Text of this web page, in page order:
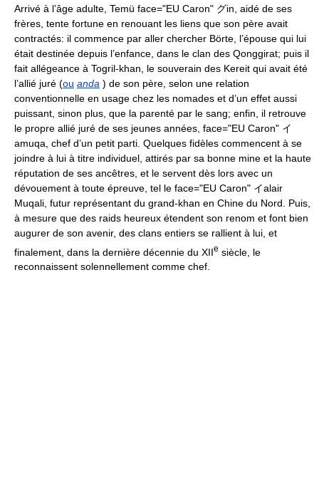
Arrivé à l’âge adulte, Temü face="EU Caron" グin, aidé de ses
frères, tente fortune en renouant les liens que son père avait
contractés: il commence par aller chercher Börte, l’épouse qui lui
était destinée depuis l’enfance, dans le clan des Qonggirat; puis il
fait allégeance à Togril-khan, le souverain des Kereit qui avait été
l’allié juré (ou anda ) de son père, selon une relation
conventionnelle en usage chez les nomades et d’un effet aussi
puissant, sinon plus, que la parenté par le sang; enfin, il retrouve
le propre allié juré de ses jeunes années, face="EU Caron" イ
amuqa, chef d’un petit parti. Quelques fidèles commencent à se
joindre à lui à titre individuel, attirés par sa bonne mine et la haute
réputation de ses ancêtres, et le servent dès lors avec un
dévouement à toute épreuve, tel le face="EU Caron" イalair
Muqali, futur représentant du grand-khan en Chine du Nord. Puis,
à mesure que des raids heureux étendent son renom et font bien
augurer de son avenir, des clans entiers se rallient à lui, et
finalement, dans la dernière décennie du XIIe siècle, le
reconnaissent solennellement comme chef.